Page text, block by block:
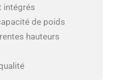
intégrés
de poids
hauteurs